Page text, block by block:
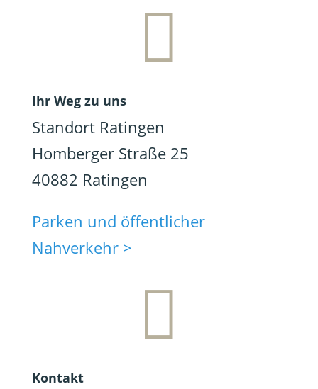

Ihr Weg zu uns
Standort Ratingen
Homberger Straße 25
40882 Ratingen
Parken und öffentlicher
Nahverkehr >

Kontakt